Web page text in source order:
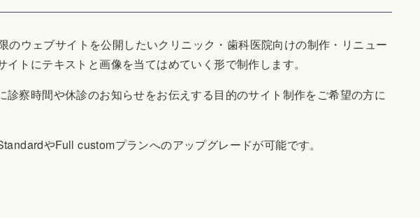
のウェブサイトを公開したいクリニック・歯科医院向けの制作・リニュー
トにテキストと画像を当てはめていく形で制作します。
診察時間や休診のお知らせをお伝えする目的のサイト制作をご希望の方に
やFull customプランへのアップグレードが可能です。